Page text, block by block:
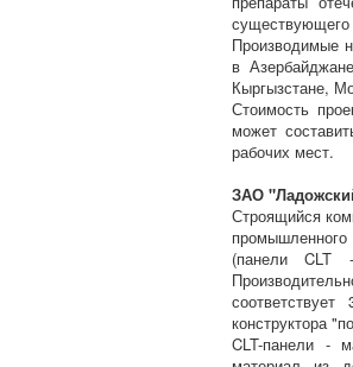
существующего
Производимые
в
Кыргызстане,
Стоимость
может
рабочих мест.
ЗАО
Строящийся
(панели CLT
конструктора
CLT-панели -